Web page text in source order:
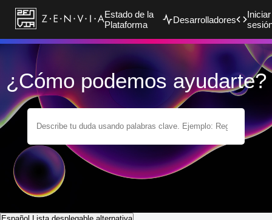
Estado de la
Plataforma
Desarrolladores
Iniciar
¿Cómo podemos ayudarte?